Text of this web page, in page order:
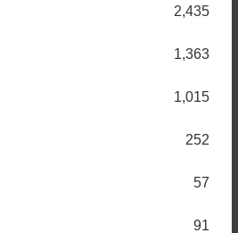
2,435
1,363
1,015
252
57
91